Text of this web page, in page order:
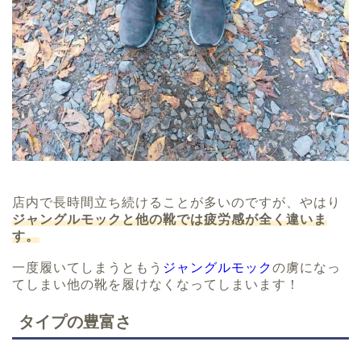
店内で長時間立ち続けることが多いのですが、やはり
ジャングルモックと他の靴では疲労感が全く違いま
す。
一度履いてしまうともう ジャングルモックの虜になっ
てしまい他の靴を履けなくなってしまいます！
タイプの豊富さ